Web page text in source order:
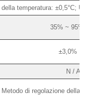
temperatura: ±0,5°C;
35% ~ 95%
±3,0%
N / A
Metodo di regolazione della